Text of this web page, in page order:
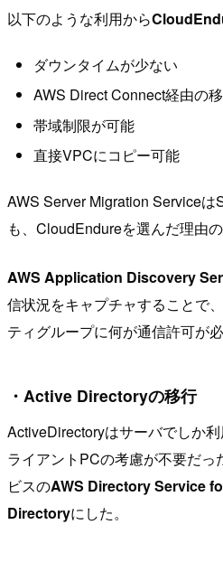
以下のような利用から
ダウンタイムが少ない
AWS Direct Connect経由の
帯域制限が可能
直接VPCにコピー可能
AWS Server Migration Service
も、CloudEndureを選んだ理由の
AWS Application Discovery
信状況をキャプチャすることで
ティグループに何が通信許可が
・Active Directoryの移行
ActiveDirectoryはサーバでしか
ライアントPCの考慮が不要だっ
ビスのAWS Directory Service
Directoryにした。